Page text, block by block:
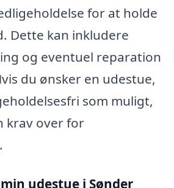
for at holde
Dette kan inkludere
og eventuel reparation
du ønsker en udestue,
som muligt,
krav over for
udestue i Sønder